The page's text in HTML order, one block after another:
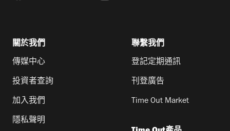
關於我們
傳媒中心
投資者查詢
加入我們
隱私聲明
聯繫我們
登記定期通訊
刊登廣告
Time Out Market